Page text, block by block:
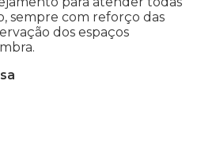
sempre com reforço das
dos espaços